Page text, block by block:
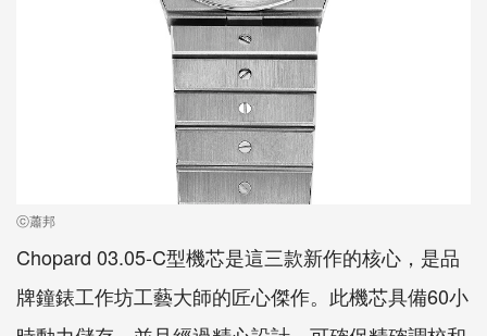
ⓒ蕭邦
Chopard 03.05-C型機芯是這三款新作的核心，是品
牌鐘錶工作坊工藝大師的匠心傑作。此機芯具備60小